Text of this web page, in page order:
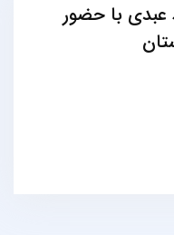
با حضور